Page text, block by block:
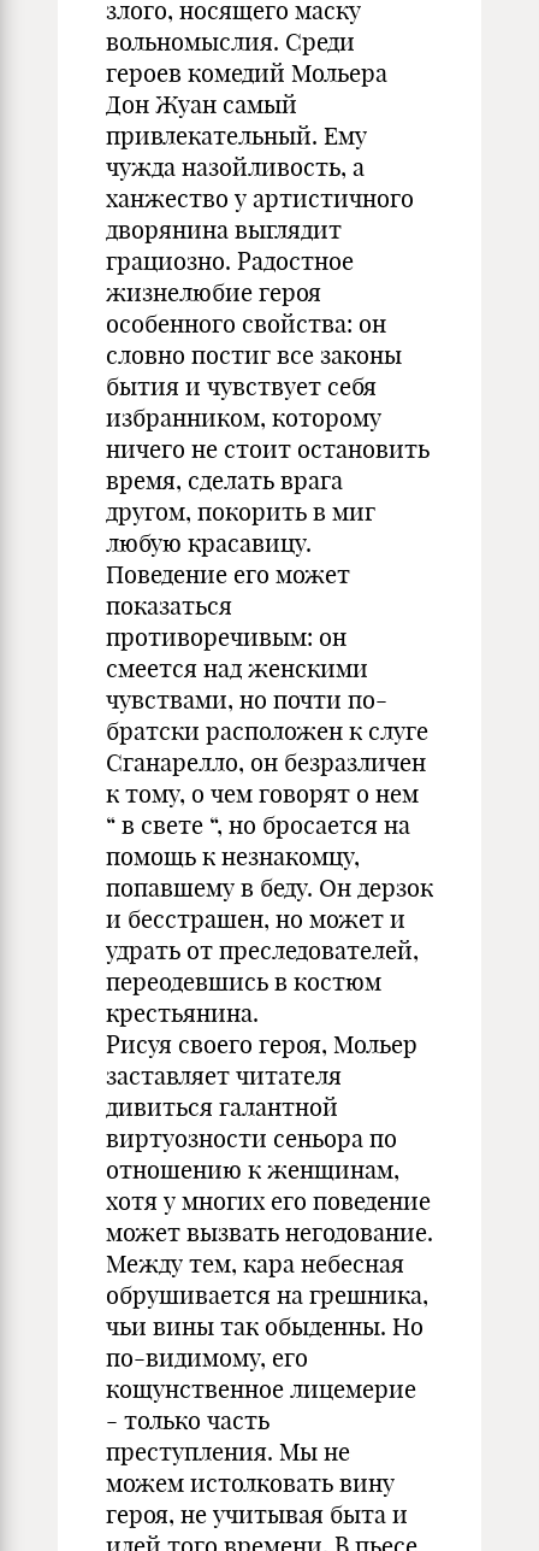
злого, носящего маску
вольномыслия. Среди
героев комедий Мольера
Дон Жуан самый
привлекательный. Ему
чужда назойливость, а
ханжество у артистичного
дворянина выглядит
грациозно. Радостное
жизнелюбие героя
особенного свойства: он
словно постиг все законы
бытия и чувствует себя
избранником, которому
ничего не стоит остановить
время, сделать врага
другом, покорить в миг
любую красавицу.
Поведение его может
показаться
противоречивым: он
смеется над женскими
чувствами, но почти по-
братски расположен к слуге
Сганарелло, он безразличен
к тому, о чем говорят о нем
“ в свете “, но бросается на
помощь к незнакомцу,
попавшему в беду. Он дерзок
и бесстрашен, но может и
удрать от преследователей,
переодевшись в костюм
крестьянина.
Рисуя своего героя, Мольер
заставляет читателя
дивиться галантной
виртуозности сеньора по
отношению к женщинам,
хотя у многих его поведение
может вызвать негодование.
Между тем, кара небесная
обрушивается на грешника,
чьи вины так обыденны. Но
по-видимому, его
кощунственное лицемерие
- только часть
преступления. Мы не
можем истолковать вину
героя, не учитывая быта и